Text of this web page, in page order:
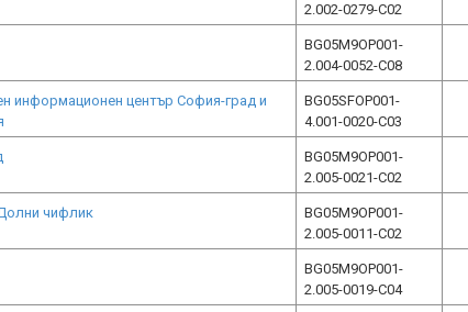
2.002-0279-C02
BG05M9OP001-
2.004-0052-C08
информационен център София-град и
BG05SFOP001-
4.001-0020-C03
BG05M9OP001-
2.005-0021-C02
чифлик
BG05M9OP001-
2.005-0011-C02
BG05M9OP001-
2.005-0019-C04